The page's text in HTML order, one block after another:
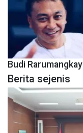
Budi Rarumangkay
Berita sejenis